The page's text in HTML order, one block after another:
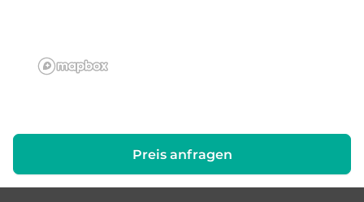
Preis anfragen